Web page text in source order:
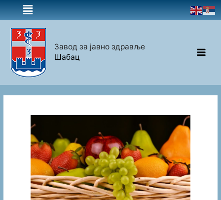
Завод за јавно здравље
Шабац